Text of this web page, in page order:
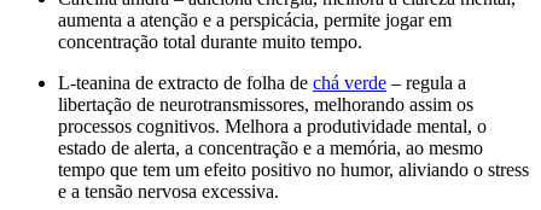
aumenta a atenção e a perspicácia, permite jogar em
concentração total durante muito tempo.
L-teanina de extracto de folha de chá verde – regula a
libertação de neurotransmissores, melhorando assim os
processos cognitivos. Melhora a produtividade mental, o
estado de alerta, a concentração e a memória, ao mesmo
tempo que tem um efeito positivo no humor, aliviando o stress
e a tensão nervosa excessiva.